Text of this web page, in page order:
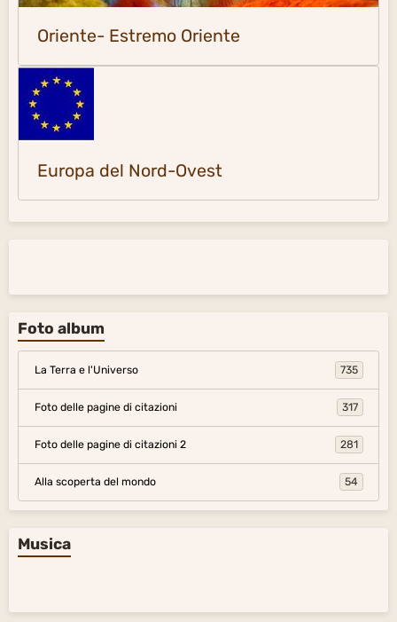
Oriente- Estremo Oriente
Europa del Nord-Ovest
Foto album
La Terra e l'Universo 735
Foto delle pagine di citazioni 317
Foto delle pagine di citazioni 2 281
Alla scoperta del mondo 54
Musica